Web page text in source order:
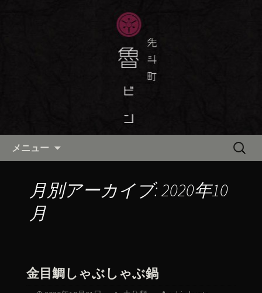
京都・先斗町の京料理・和食
「魯ビン（ろびん）」の公式ブ
京都・先斗町の京町家で美味しい季節
の京料理・和食が自慢の「魯ビン（ろ
びん）」がお店からのお知らせや、お
料理について最新情報をおとどけしま
メニュー
検
月別アーカイブ: 2020年10
月
金目鯛しゃぶしゃぶ鍋